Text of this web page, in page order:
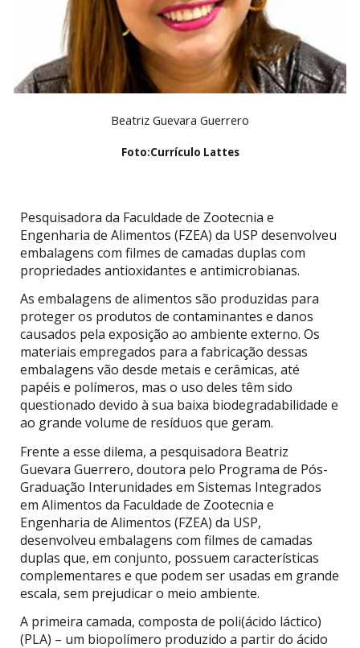
Beatriz Guevara Guerrero
Foto:Currículo Lattes
Pesquisadora da Faculdade de Zootecnia e
Engenharia de Alimentos (FZEA) da USP desenvolveu
embalagens com filmes de camadas duplas com
propriedades antioxidantes e antimicrobianas.
As embalagens de alimentos são produzidas para
proteger os produtos de contaminantes e danos
causados pela exposição ao ambiente externo. Os
materiais empregados para a fabricação dessas
embalagens vão desde metais e cerâmicas, até
papéis e polímeros, mas o uso deles têm sido
questionado devido à sua baixa biodegradabilidade e
ao grande volume de resíduos que geram.
Frente a esse dilema, a pesquisadora Beatriz
Guevara Guerrero, doutora pelo Programa de Pós-
Graduação Interunidades em Sistemas Integrados
em Alimentos da Faculdade de Zootecnia e
Engenharia de Alimentos (FZEA) da USP,
desenvolveu embalagens com filmes de camadas
duplas que, em conjunto, possuem características
complementares e que podem ser usadas em grande
escala, sem prejudicar o meio ambiente.
A primeira camada, composta de poli(ácido láctico)
(PLA) – um biopolímero produzido a partir do ácido